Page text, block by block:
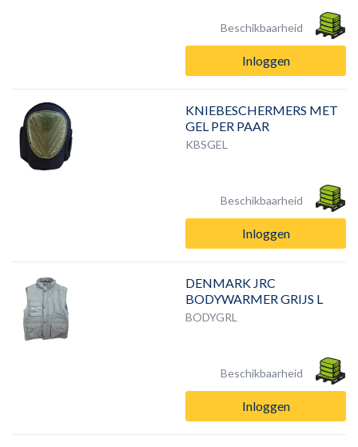
Beschikbaarheid
Inloggen
KNIEBESCHERMERS MET
GEL PER PAAR
KBSGEL
Beschikbaarheid
Inloggen
DENMARK JRC
BODYWARMER GRIJS L
BODYGRL
Beschikbaarheid
Inloggen